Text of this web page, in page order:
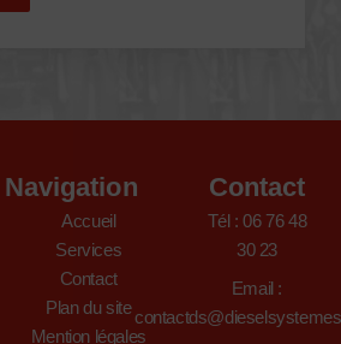
Navigation
Accueil
Services
Contact
Plan du site
Mention légales
Contact
Tél : 06 76 48
30 23
Email :